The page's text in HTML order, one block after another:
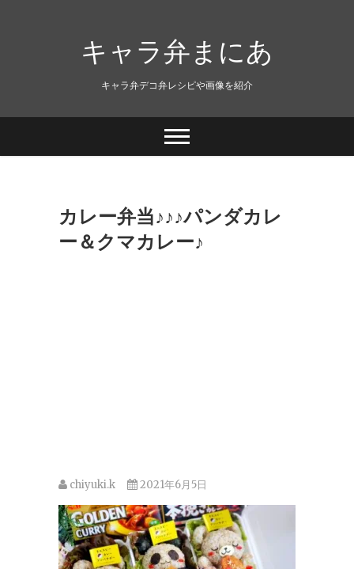
キャラ弁まにあ
キャラ弁デコ弁レシピや画像を紹介
カレー弁当♪♪♪パンダカレ
ー＆クマカレー♪
chiyuki.k 2021年6月5日